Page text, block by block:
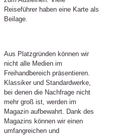
Reiseführer haben eine Karte als
Beilage.
Aus Platzgründen können wir
nicht alle Medien im
Freihandbereich präsentieren.
Klassiker und Standardwerke,
bei denen die Nachfrage nicht
mehr groß ist, werden im
Magazin aufbewahrt. Dank des
Magazins können wir einen
umfangreichen und